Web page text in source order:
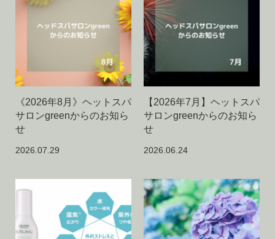
《2026年8月》ヘットスパ
サロンgreenからのお知ら
せ
2026.07.29
【2026年7月】ヘットスパ
サロンgreenからのお知ら
せ
2026.06.24